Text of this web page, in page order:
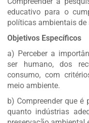
educativo para o
políticas ambientais de
Objetivos Específicos
a) Perceber a
ser humano, dos
consumo, com
meio ambiente.
b) Compreender que
quanto indústrias